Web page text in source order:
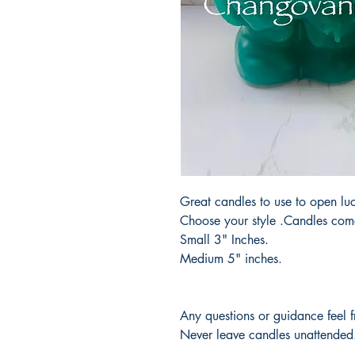
Great candles to use to open
Choose your style .Candles
Small 3" Inches.
Medium 5" inches.
Any questions or guidance feel
Never leave candles